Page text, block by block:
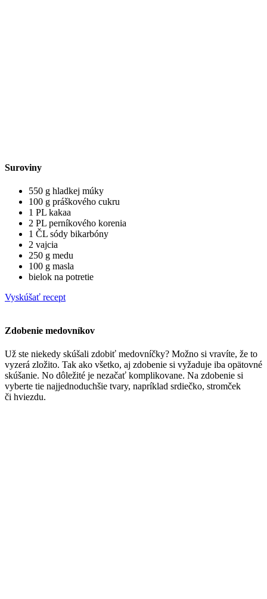
Suroviny
550 g hladkej múky
100 g práškového cukru
1 PL kakaa
2 PL perníkového korenia
1 ČL sódy bikarbóny
2 vajcia
250 g medu
100 g masla
bielok na potretie
Vyskúšať recept
Zdobenie medovníkov
Už ste niekedy skúšali zdobiť medovníčky? Možno si vravíte, že to
vyzerá zložito. Tak ako všetko, aj zdobenie si vyžaduje iba opätovné
skúšanie. No dôležité je nezačať komplikovane. Na zdobenie si
vyberte tie najjednoduchšie tvary, napríklad srdiečko, stromček
či hviezdu.